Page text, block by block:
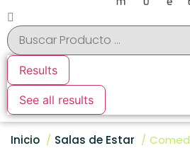
Results
See all results
Inicio Salas de Estar